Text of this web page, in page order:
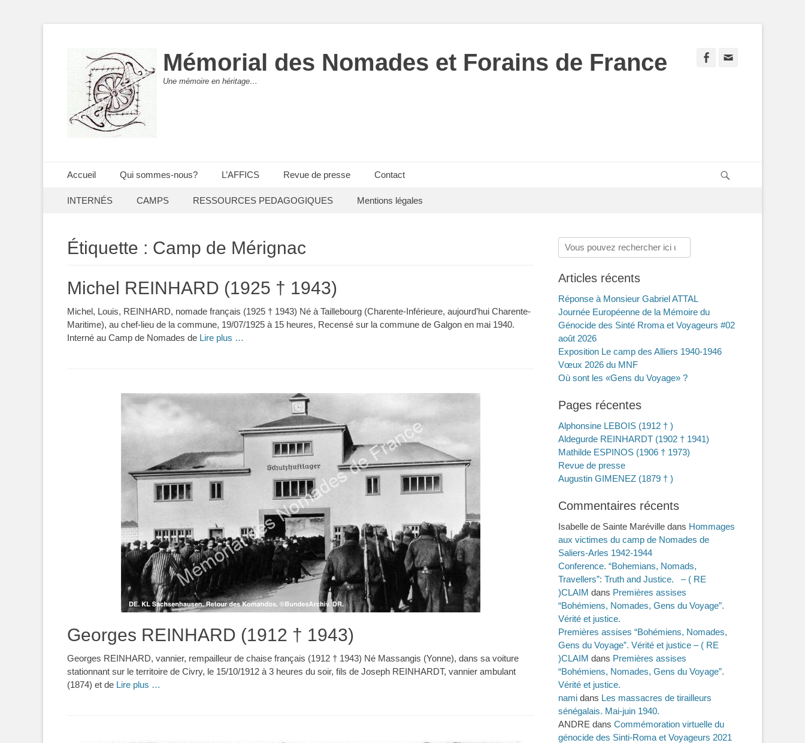
Mémorial des Nomades et Forains de France
Une mémoire en héritage…
Facebook
Menu principal
Accueil Qui sommes-nous? L’AFFICS Revue de presse Contact
Menu secondaire
INTERNÉS CAMPS RESSOURCES PEDAGOGIQUES Mentions légales
Étiquette : Camp de Mérignac
Michel REINHARD (1925 † 1943)
Michel, Louis, REINHARD, nomade français (1925 † 1943) Né à Taillebourg (Charente-Inférieure, aujourd’hui Charente-
Maritime), au chef-lieu de la commune, 19/07/1925 à 15 heures, Recensé sur la commune de Galgon en mai 1940.
Interné au Camp de Nomades de Lire plus …
Georges REINHARD (1912 † 1943)
Georges REINHARD, vannier, rempailleur de chaise français (1912 † 1943) Né Massangis (Yonne), dans sa voiture
stationnant sur le territoire de Civry, le 15/10/1912 à 3 heures du soir, fils de Joseph REINHARDT, vannier ambulant
(1874) et de Lire plus …
Rechercher :
Articles récents
Réponse à Monsieur Gabriel ATTAL
Journée Européenne de la Mémoire du
Génocide des Sinté Rroma et Voyageurs #02
août 2026
Exposition Le camp des Alliers 1940-1946
Vœux 2026 du MNF
Où sont les «Gens du Voyage» ?
Pages récentes
Alphonsine LEBOIS (1912 † )
Aldegurde REINHARDT (1902 † 1941)
Mathilde ESPINOS (1906 † 1973)
Revue de presse
Augustin GIMENEZ (1879 † )
Commentaires récents
Isabelle de Sainte Maréville dans Hommages
aux victimes du camp de Nomades de
Saliers-Arles 1942-1944
Conference. “Bohemians, Nomads,
Travellers”: Truth and Justice. – ( RE
)CLAIM dans Premières assises
“Bohémiens, Nomades, Gens du Voyage”.
Vérité et justice.
Premières assises “Bohémiens, Nomades,
Gens du Voyage”. Vérité et justice – ( RE
)CLAIM dans Premières assises
“Bohémiens, Nomades, Gens du Voyage”.
Vérité et justice.
nami dans Les massacres de tirailleurs
sénégalais. Mai-juin 1940.
ANDRE dans Commémoration virtuelle du
génocide des Sinti-Roma et Voyageurs 2021